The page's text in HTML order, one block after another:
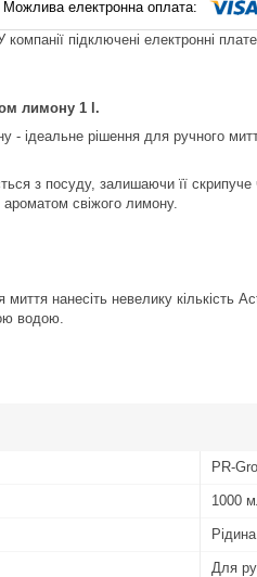
компанії підключені електронні
лимону 1 l.
ідеальне рішення для ручного
з посуду, залишаючи її
свіжого лимону.
нанесіть невелику
водою.
PR-
1000
Рідина
Для